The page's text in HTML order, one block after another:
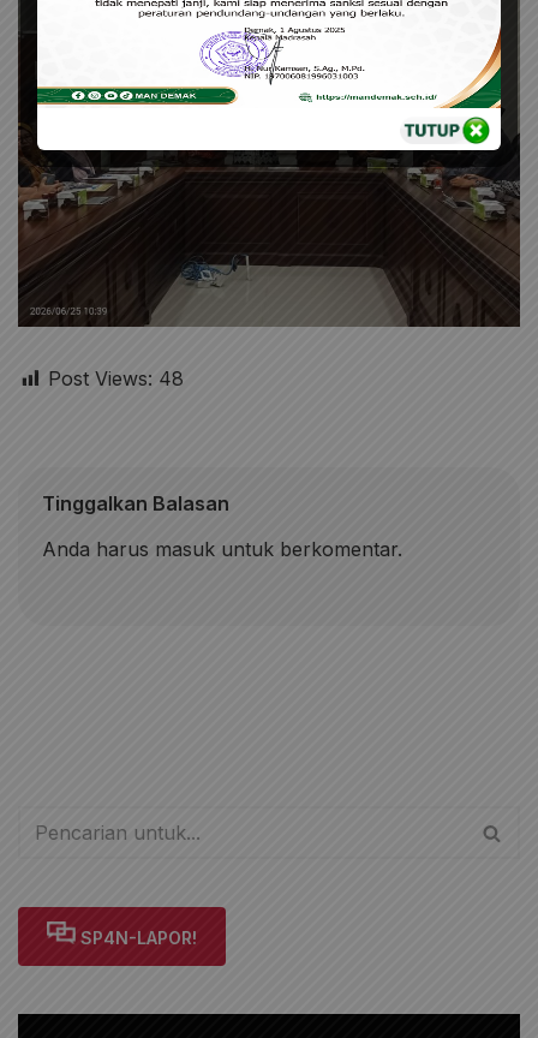
Post Views: 48
Tinggalkan Balasan
Anda harus masuk untuk berkomentar.
SP4N-LAPOR!